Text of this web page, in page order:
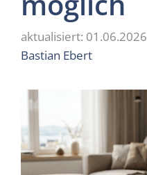
01.06.2026
Bastian Ebert